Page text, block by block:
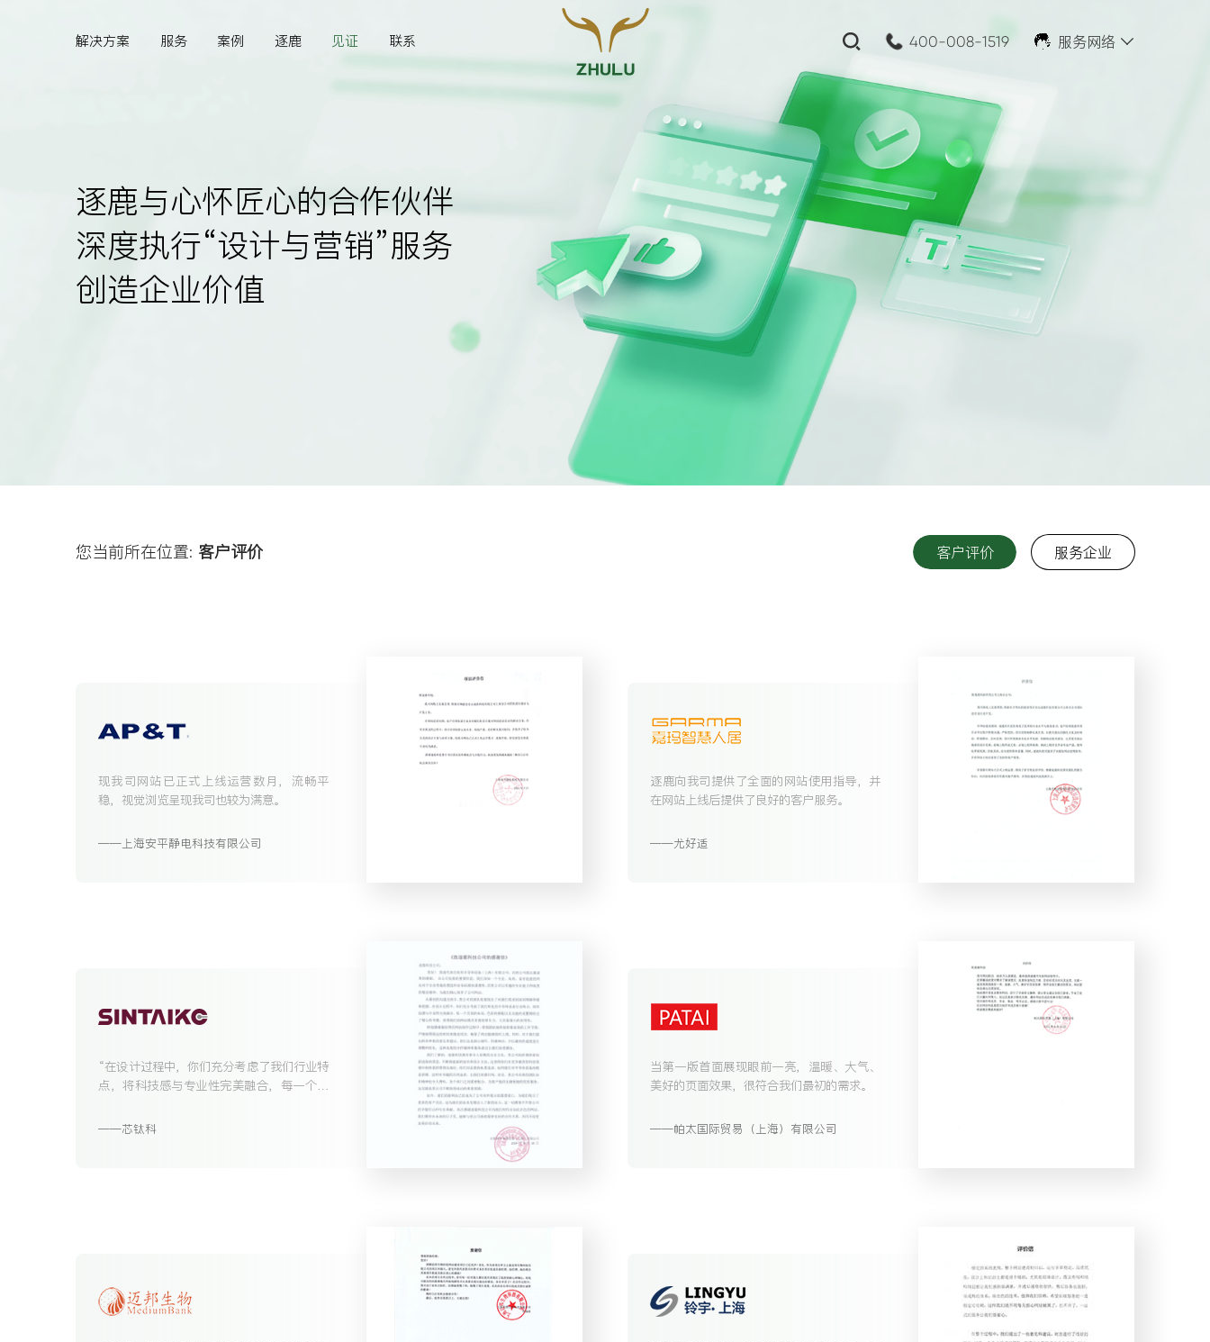
解决方案 服务 案例 逐鹿 见证 联系 400-008-1519 服务网络
逐鹿与心怀匠心的合作伙伴
深度执行“设计与营销”服务
创造企业价值
您当前所在位置: 客户评价 客户评价 服务企业
现我司网站已正式上线运营数月，流畅平
稳，视觉浏览呈现我司也较为满意。
上海安平静电科技有限公司
逐鹿向我司提供了全面的网站使用指导，并
在网站上线后提供了良好的客户服务。
尤好适
“在设计过程中，你们充分考虑了我们行业特
点，将科技感与专业性完美融合，每一个页
过了精心的考量，使得我们的网站既具有视
芯钛科
当第一版首面展现眼前一亮，温暖、大气、
美好的页面效果，很符合我们最初的需求。
帕太国际贸易（上海）有限公司
关闭
认真聆听您的需求
是我们最重要的工作之
公司名称:*
联系方式:*